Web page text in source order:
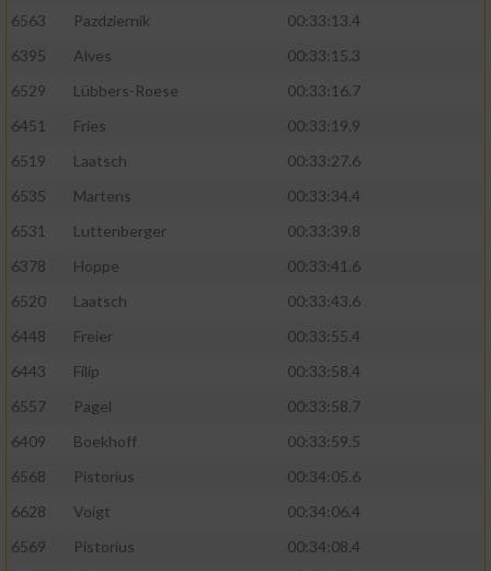
6563
Pazdziernik
00:33:13.4
6395
Alves
00:33:15.3
6529
Lübbers-Roese
00:33:16.7
6451
Fries
00:33:19.9
6519
Laatsch
00:33:27.6
6535
Martens
00:33:34.4
6531
Luttenberger
00:33:39.8
6378
Hoppe
00:33:41.6
6520
Laatsch
00:33:43.6
6448
Freier
00:33:55.4
6443
Filip
00:33:58.4
6557
Pagel
00:33:58.7
6409
Boekhoff
00:33:59.5
6568
Pistorius
00:34:05.6
6628
Voigt
00:34:06.4
6569
Pistorius
00:34:08.4